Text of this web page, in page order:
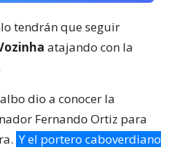
tendrán que seguir
atajando con la
dio a conocer la
Fernando Ortiz para
Y el portero caboverdiano